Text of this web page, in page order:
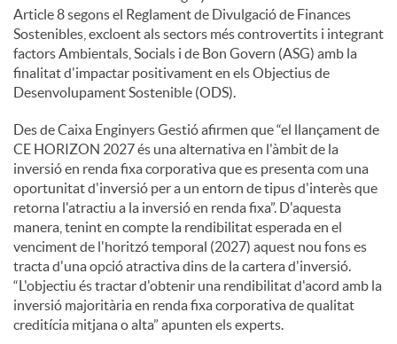
Article 8 segons el Reglament de Divulgació de Finances
Sostenibles, excloent als sectors més controvertits i integrant
factors Ambientals, Socials i de Bon Govern (ASG) amb la
finalitat d'impactar positivament en els Objectius de
Desenvolupament Sostenible (ODS).
Des de Caixa Enginyers Gestió afirmen que “el llançament de
CE HORIZON 2027 és una alternativa en l'àmbit de la
inversió en renda fixa corporativa que es presenta com una
oportunitat d'inversió per a un entorn de tipus d'interès que
retorna l'atractiu a la inversió en renda fixa”. D'aquesta
manera, tenint en compte la rendibilitat esperada en el
venciment de l'horitzó temporal (2027) aquest nou fons es
tracta d'una opció atractiva dins de la cartera d'inversió.
“L'objectiu és tractar d'obtenir una rendibilitat d'acord amb la
inversió majoritària en renda fixa corporativa de qualitat
creditícia mitjana o alta” apunten els experts.